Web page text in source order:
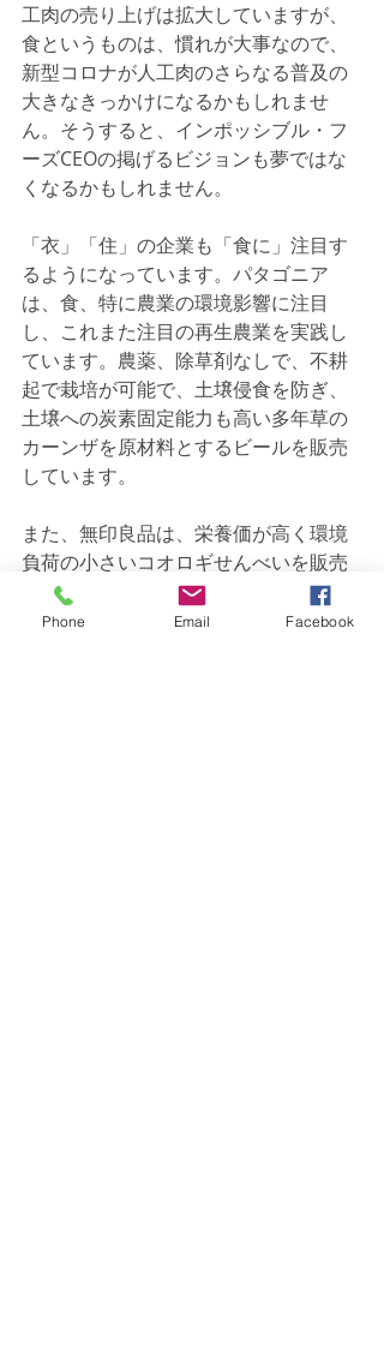
工肉の売り上げは拡大していますが、
食というものは、慣れが大事なので、
新型コロナが人工肉のさらなる普及の
大きなきっかけになるかもしれませ
ん。そうすると、インポッシブル・フ
ーズCEOの掲げるビジョンも夢ではな
くなるかもしれません。
「衣」「住」の企業も「食に」注目す
るようになっています。パタゴニア
は、食、特に農業の環境影響に注目
し、これまた注目の再生農業を実践し
ています。農薬、除草剤なしで、不耕
起で栽培が可能で、土壌侵食を防ぎ、
土壌への炭素固定能力も高い多年草の
カーンザを原材料とするビールを販売
しています。
また、無印良品は、栄養価が高く環境
負荷の小さいコオロギせんべいを販売
していますし、イケアは、レストラン
でサステナブルな食品を提供するほ
Phone Email Facebook